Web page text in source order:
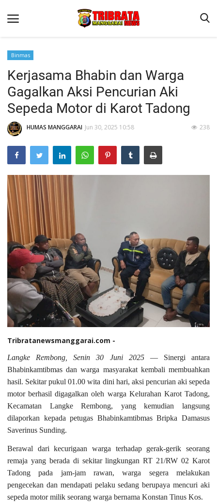
Beranda
Binkam
Kapolres Manggarai Imbau Masyarakat Waspada Cuaca
Kapolres Manggarai Imbau Masyarakat Waspada Cuaca
Reskrim
Lantas
Giat Ops
Polisi Kita
Mitra Polisi
Binmas
Kerjasama Bhabin dan Warga
Gagalkan Aksi Pencurian Aki
Sepeda Motor di Karot Tadong
HUMAS MANGGARAI Jun 30, 2025 10:58 238
Tribratanewsmanggarai.com -
Langke Rembong, Senin 30 Juni 2025— Sinergi antara
Bhabinkamtibmas dan warga masyarakat kembali membuahkan
hasil. Sekitar pukul 01.00 wita dini hari, aksi pencurian aki sepeda
motor berhasil digagalkan oleh warga Kelurahan Karot Tadong,
Kecamatan Langke Rembong, yang kemudian langsung
dilaporkan kepada petugas Bhabinkamtibmas Bripka Damasus
Saverinus Sunding.
Berawal dari kecurigaan warga terhadap gerak-gerik seorang
remaja yang berada di sekitar lingkungan RT 21/RW 02 Karot
Tadong pada jam-jam rawan, warga segera melakukan
pengecekan dan mendapati pelaku sedang berupaya mencuri aki
sepeda motor milik seorang warga bernama Konstan Tinus Kos.